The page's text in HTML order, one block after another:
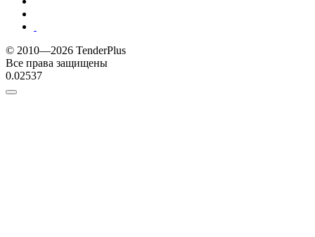
© 2010—2026 TenderPlus
Все права защищены
0.02537